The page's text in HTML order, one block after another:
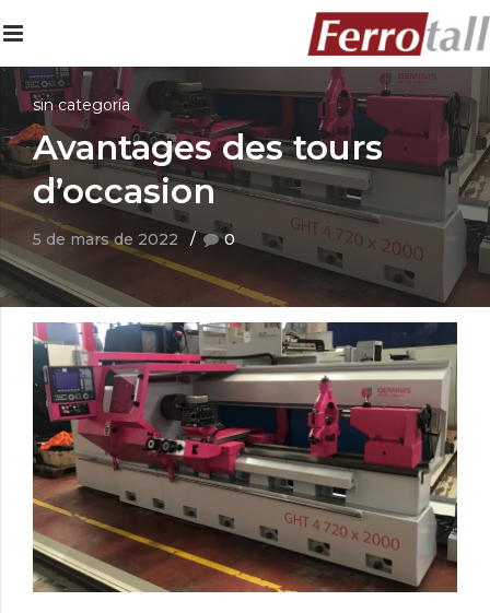
sin categoría
Avantages des tours
d’occasion
5 de mars de 2022 0